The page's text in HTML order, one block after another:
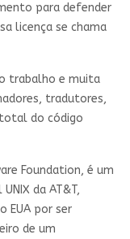
para defender
licença se chama
trabalho e muita
tradutores,
do código
Foundation, é um
da AT&T,
EUA por ser
de um